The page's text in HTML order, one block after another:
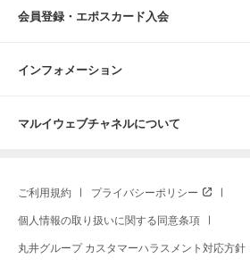
会員登録・エポスカード入会
インフォメーション
マルイウェブチャネルについて
ご利用規約 プライバシーポリシー
個人情報の取り扱いに関する同意条項
丸井グループ カスタマーハラスメント対応方針